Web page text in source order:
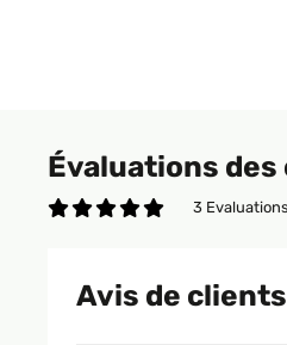
Évaluations
3 Evaluations
Avis de